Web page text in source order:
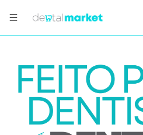
Dental Market - O